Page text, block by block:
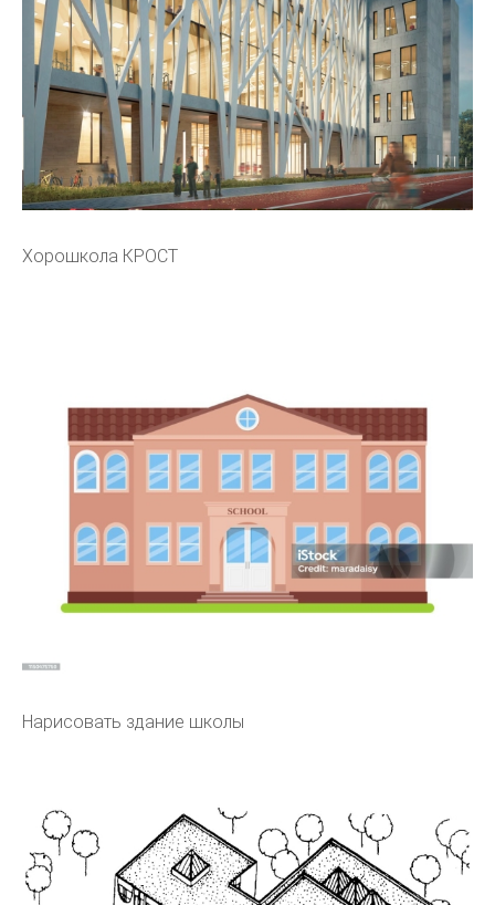
Хорошкола КРОСТ
Нарисовать здание школы